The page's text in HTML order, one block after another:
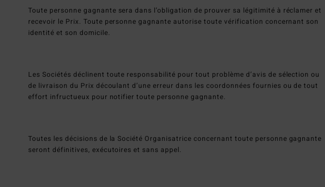
Toute personne gagnante sera dans l’obligation de prouver sa légitimité à réclamer et
recevoir le Prix. Toute personne gagnante autorise toute vérification concernant son
identité et son domicile.
Les Sociétés déclinent toute responsabilité pour tout problème d’avis de sélection ou
de livraison du Prix découlant d’une erreur dans les coordonnées fournies ou de tout
effort infructueux pour notifier toute personne gagnante.
Toutes les décisions de la Société Organisatrice concernant toute personne gagnante
seront définitives, exécutoires et sans appel.